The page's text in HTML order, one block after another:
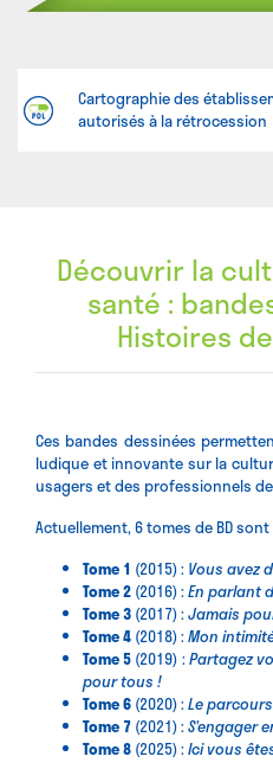
Cartographie des
autorisés à la rétrocession
Découvrir la
santé :
Histoires
Ces bandes dessinées
ludique et innovante sur la
usagers et des professionnels
Actuellement, 6 tomes de BD
Tome 1 (2015) : Vous avez
Tome 2 (2016) :En parlant
Tome 3 (2017) :Jamais
Tome 4 (2018) :Mon
Tome 5 (2019) :Partagez
pour tous !
Tome 6 (2020) :Le
Tome 7 (2021) :S’engager
Tome 8 (2025) :Ici vous